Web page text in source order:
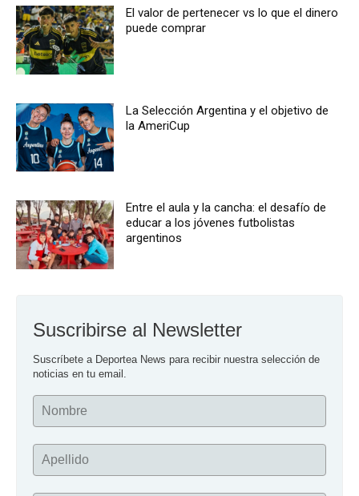
El valor de pertenecer vs lo que el dinero
puede comprar
La Selección Argentina y el objetivo de
la AmeriCup
Entre el aula y la cancha: el desafío de
educar a los jóvenes futbolistas
argentinos
Suscribirse al Newsletter
Suscríbete a Deportea News para recibir nuestra selección de
noticias en tu email.
Nombre
Apellido